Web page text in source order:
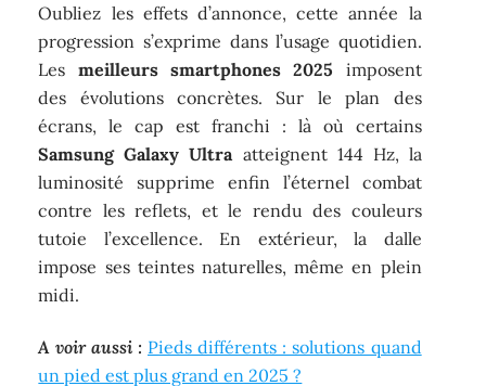
Oubliez les effets d’annonce, cette année la
progression s’exprime dans l’usage quotidien.
Les meilleurs smartphones 2025 imposent
des évolutions concrètes. Sur le plan des
écrans, le cap est franchi : là où certains
Samsung Galaxy Ultra atteignent 144 Hz, la
luminosité supprime enfin l’éternel combat
contre les reflets, et le rendu des couleurs
tutoie l’excellence. En extérieur, la dalle
impose ses teintes naturelles, même en plein
midi.
A voir aussi : Pieds différents : solutions quand
un pied est plus grand en 2025 ?